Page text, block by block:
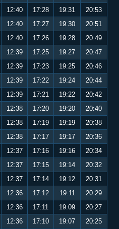
12:40 17:28 19:31
20:53
12:40 17:27 19:30
20:51
12:40 17:26 19:28
20:49
12:39 17:25 19:27
20:47
12:39 17:23 19:25
20:46
12:39 17:22 19:24
20:44
12:39 17:21 19:22
20:42
12:38 17:20 19:20
20:40
12:38 17:19 19:19
20:38
12:38 17:17 19:17
20:36
12:37 17:16 19:16
20:34
12:37 17:15 19:14
20:32
12:37 17:14 19:12
20:31
12:36 17:12 19:11
20:29
12:36 17:11 19:09
20:27
12:36 17:10 19:07
20:25